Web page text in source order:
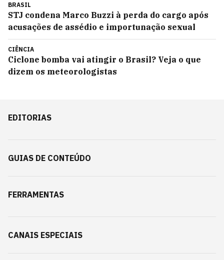
BRASIL
STJ condena Marco Buzzi à perda do cargo após
acusações de assédio e importunação sexual
CIÊNCIA
Ciclone bomba vai atingir o Brasil? Veja o que
dizem os meteorologistas
EDITORIAS
GUIAS DE CONTEÚDO
FERRAMENTAS
CANAIS ESPECIAIS